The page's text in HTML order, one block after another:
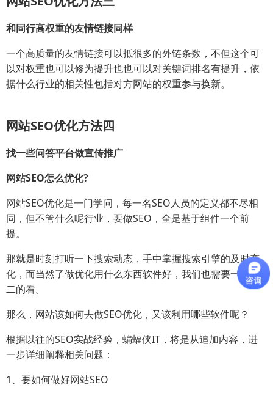
和同行高权重的友情链接同样
一个高质量的友情链接可以抵很多的外链条数，不但这个可
以对权重也可以修为提升也也可以对关键词排名有提升，依
据什么行业的相关性包括对方网站的权重参与换新。
网站SEO优化方法四
找一些问答平台做宣传推广
网站SEO怎么优化?
网站SEO优化是一门学问，每一名SEO人员的定义都不尽相
同，但不管什么呢行业，要做SEO，全是基于组件一个前
提。
那就是时刻打听一下搜索动态，手中掌握搜索引擎的及时变
化，而当然了做优化用什么东西软件好，我们也需要一分为
二的看。
那么，网站该如何去做SEO优化，又该利用哪些软件呢？
根据以往的SEO实战经验，蝙蝠侠IT，将是从追加内容，进
一步详细阐释相关问题：
1、要如何做好网站SEO